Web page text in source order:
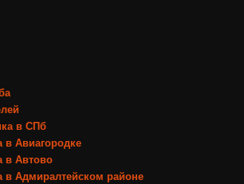
в СПб
в Авиагородке
в Автово
в Адмиралтейском районе